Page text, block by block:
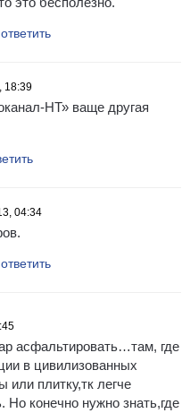
18:39
НТ» ваще другая
04:34
асфальтировать…там, где
в цивилизованных
или плитку,тк легче
Но конечно нужно знать,где